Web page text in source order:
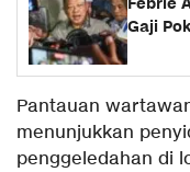
Gaji
Pantauan
menunjukkan
penggeledahan di